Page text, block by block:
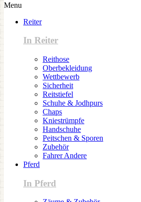
Menu
Reiter
In Reiter
Reithose
Oberbekleidung
Wettbewerb
Sicherheit
Reitstiefel
Schuhe & Jodhpurs
Chaps
Kniestrümpfe
Handschuhe
Peitschen & Sporen
Zubehör
Fahrer Andere
Pferd
In Pferd